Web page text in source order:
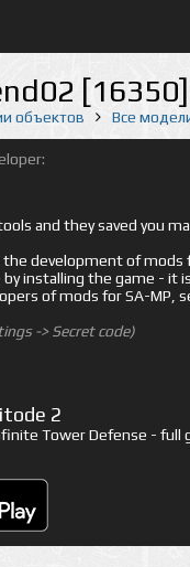
[16350]
объектов Все
and they saved you
the development of mods
installing the game - it
of mods for SA-MP,
-> Secret code)
2
Tower Defense - full